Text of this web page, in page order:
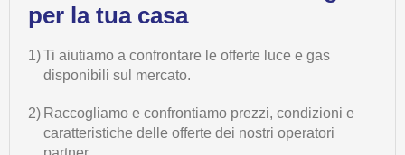
per la tua casa
1)Ti aiutiamo a confrontare le offerte luce e gas
disponibili sul mercato.
2) Raccogliamo e confrontiamo prezzi, condizioni e
caratteristiche delle offerte dei nostri operatori